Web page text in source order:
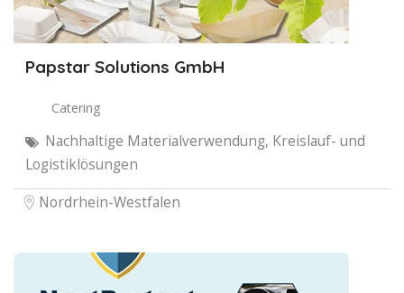
Papstar Solutions GmbH
Catering
Nachhaltige Materialverwendung, Kreislauf- und
Logistiklösungen
Nordrhein-Westfalen